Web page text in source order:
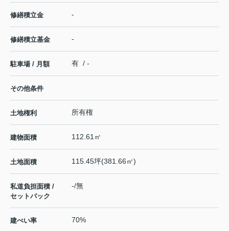
修繕積立金 -
修繕積立基金 -
駐車場 / 月額 有 / -
その他条件
土地権利 所有権
建物面積 112.61㎡
土地面積 115.45坪(381.66㎡)
私道負担面積 /
セットバック
-/無
建ぺい率 70%